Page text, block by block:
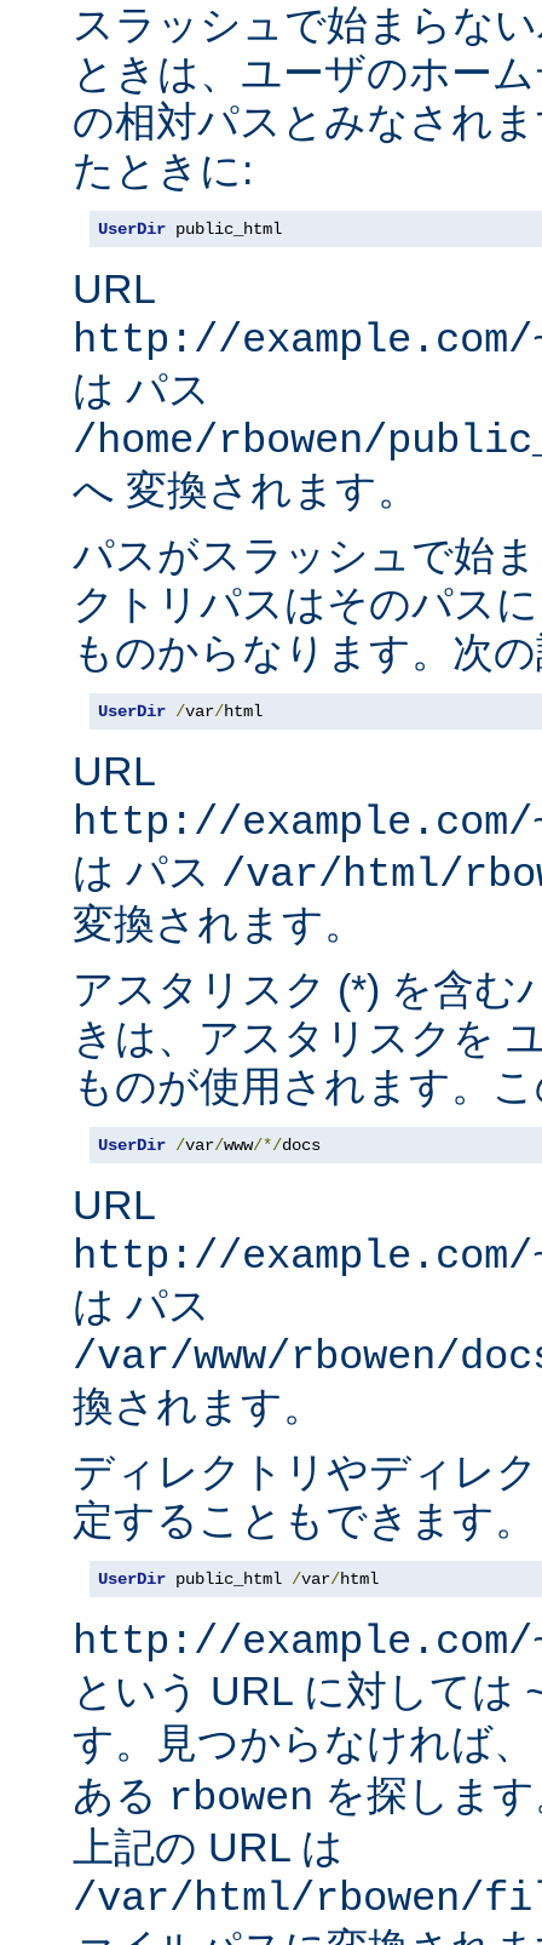
スラッシュで始まらな
ときは、ユーザのホー
の相対パスとみなされ
たときに:
UserDir public_html
URL
http://
は パス
/home/rbowen/
へ 変換されます。
パスがスラッシュで始
クトリパスはそのパス
ものからなります。次
UserDir /var/html
URL
http://
は パス /var/html/
変換されます。
アスタリスク (*) を含む
きは、アスタリスクを
ものが使用されます。
UserDir /var/www/*/docs
URL
http://
は パス
/var/www/rbowen/
換されます。
ディレクトリやディレ
定することもできます。
UserDir public_html /var/html
http://
という URL に対しては
す。見つからなければ
ある rbowen を探しま
上記の URL は
/var/html/rbowen/